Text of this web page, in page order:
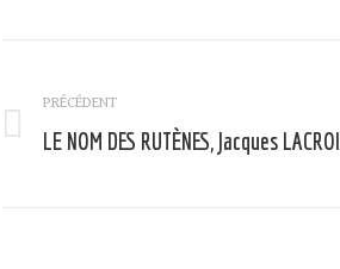
article
PRÉCÉDENT
Article
LE NOM DES RUTÈNES, Jacques